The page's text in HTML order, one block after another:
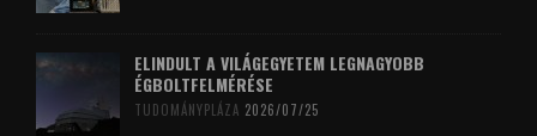
ELINDULT A VILÁGEGYETEM LEGNAGYOBB
ÉGBOLTFELMÉRÉSE
TUDOMÁNYPLÁZA 2026/07/25